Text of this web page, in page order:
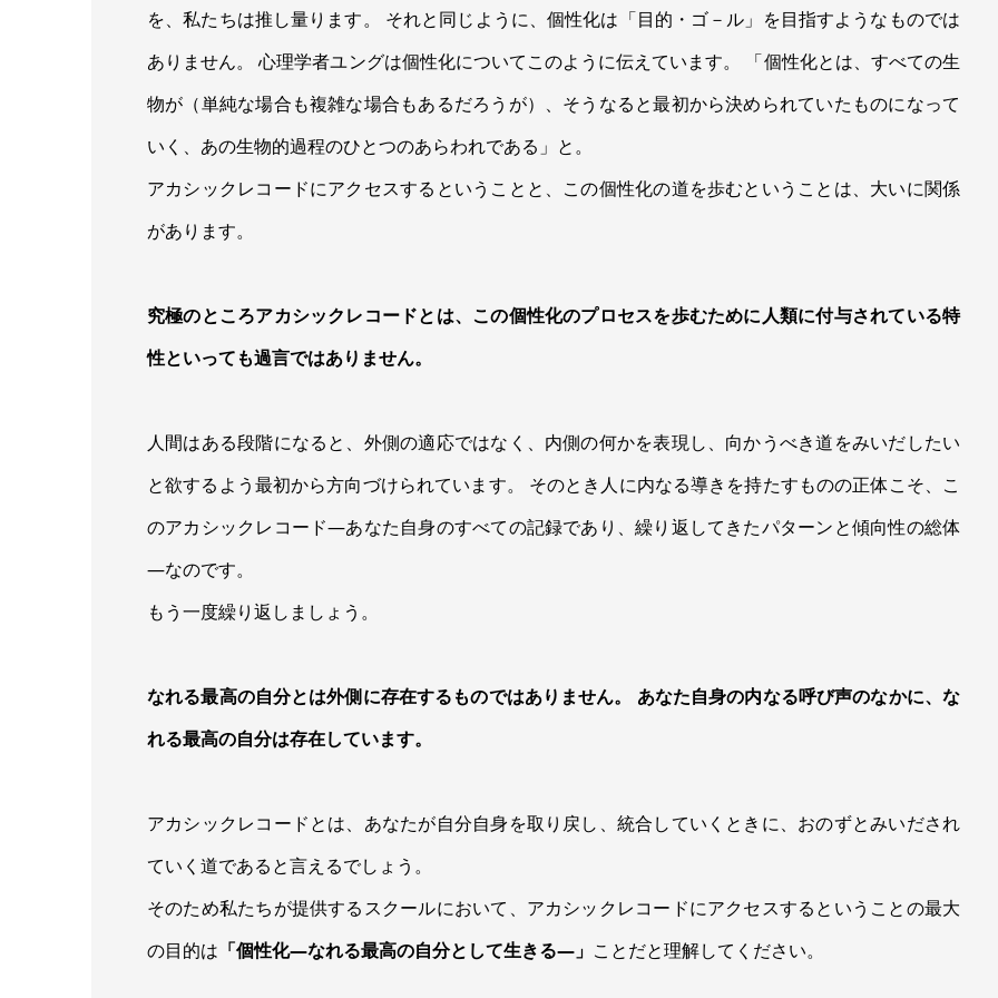
を、私たちは推し量ります。 それと同じように、個性化は「目的・ゴ－ル」を目指すようなものでは
ありません。 心理学者ユングは個性化についてこのように伝えています。 「個性化とは、すべての生
物が（単純な場合も複雑な場合もあるだろうが）、そうなると最初から決められていたものになって
いく、あの生物的過程のひとつのあらわれである」と。
アカシックレコードにアクセスするということと、この個性化の道を歩むということは、大いに関係
があります。
究極のところアカシックレコードとは、この個性化のプロセスを歩むために人類に付与されている特
性といっても過言ではありません。
人間はある段階になると、外側の適応ではなく、内側の何かを表現し、向かうべき道をみいだしたい
と欲するよう最初から方向づけられています。 そのとき人に内なる導きを持たすものの正体こそ、こ
のアカシックレコード―あなた自身のすべての記録であり、繰り返してきたパターンと傾向性の総体
―なのです。
もう一度繰り返しましょう。
なれる最高の自分とは外側に存在するものではありません。 あなた自身の内なる呼び声のなかに、な
れる最高の自分は存在しています。
アカシックレコードとは、あなたが自分自身を取り戻し、統合していくときに、おのずとみいだされ
ていく道であると言えるでしょう。
そのため私たちが提供するスクールにおいて、アカシックレコードにアクセスするということの最大
の目的は 「個性化―なれる最高の自分として生きる―」 ことだと理解してください。